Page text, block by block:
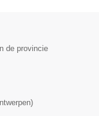
de provincie
)